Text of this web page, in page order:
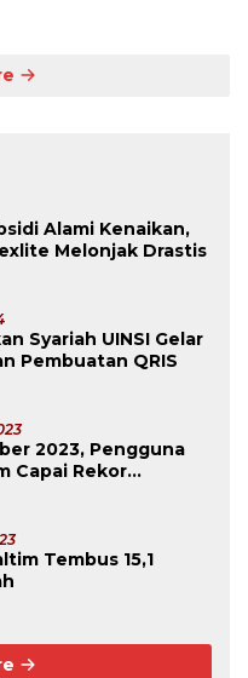
Alami Kenaikan,
Melonjak Drastis
Syariah UINSI Gelar
Pembuatan QRIS
2023, Pengguna
Capai Rekor
Tembus 15,1